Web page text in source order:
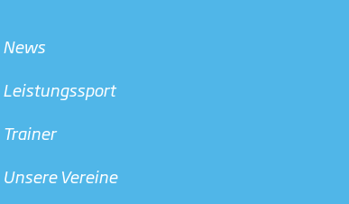
News
Leistungssport
Trainer
Unsere Vereine